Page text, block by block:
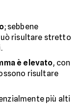
; sebbene
risultare stretto
è elevato, con
risultare
più alti